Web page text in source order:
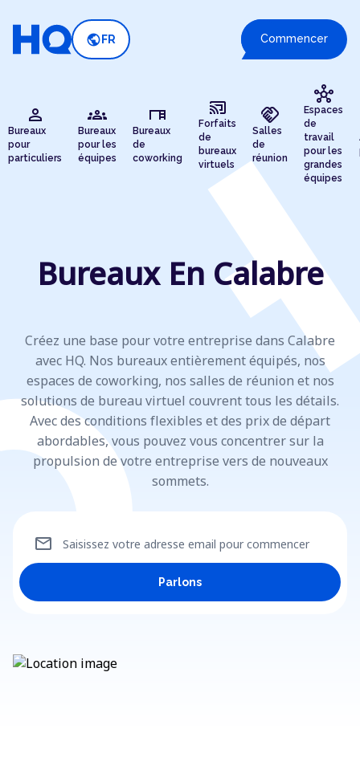
public FR Commencer
person
Bureaux
pour
particuliers
groups
Bureaux
pour les
équipes
desk
Bureaux
de
coworking
cast_connected
Forfaits
de
bureaux
virtuels
handshake
Salles
de
réunion
hub
Espaces
de
travail
pour les
grandes
équipes
Bureaux En Calabre
Créez une base pour votre entreprise dans Calabre
avec HQ. Nos bureaux entièrement équipés, nos
espaces de coworking, nos salles de réunion et nos
solutions de bureau virtuel couvrent tous les détails.
Avec des conditions flexibles et des prix de départ
abordables, vous pouvez vous concentrer sur la
propulsion de votre entreprise vers de nouveaux
sommets.
Saisissez votre adresse email pour commencer
mail
Parlons